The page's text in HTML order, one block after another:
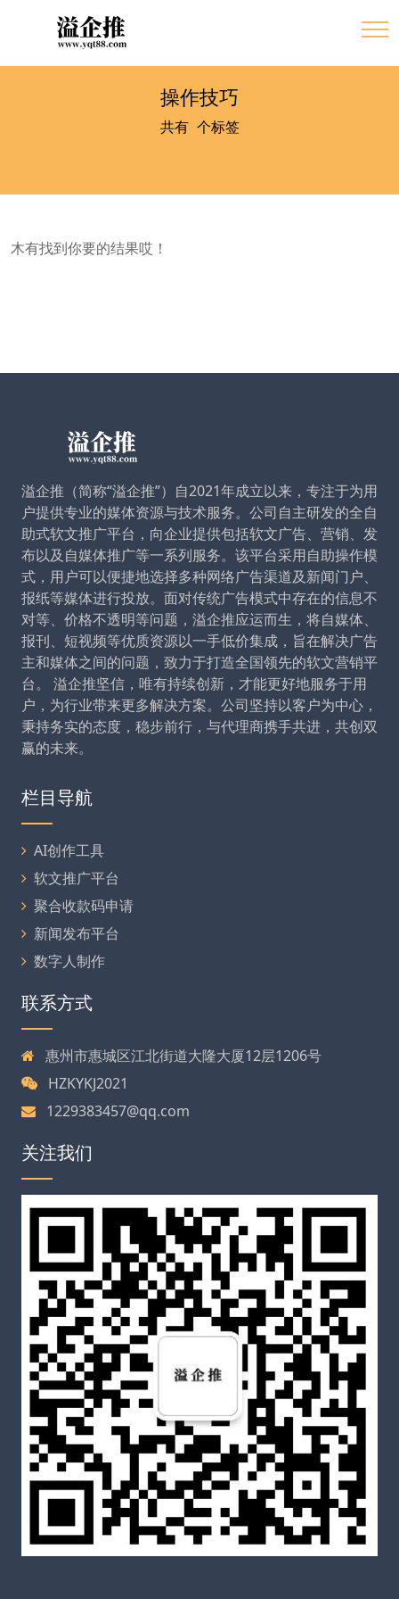
操作技巧
共有0 个标签
木有找到你要的结果哎！
溢企推（简称“溢企推”）自2021年成立以来，专注于为用
户提供专业的媒体资源与技术服务。公司自主研发的全自
助式软文推广平台，向企业提供包括软文广告、营销、发
布以及自媒体推广等一系列服务。该平台采用自助操作模
式，用户可以便捷地选择多种网络广告渠道及新闻门户、
报纸等媒体进行投放。面对传统广告模式中存在的信息不
对等、价格不透明等问题，溢企推应运而生，将自媒体、
报刊、短视频等优质资源以一手低价集成，旨在解决广告
主和媒体之间的问题，致力于打造全国领先的软文营销平
台。 溢企推坚信，唯有持续创新，才能更好地服务于用
户，为行业带来更多解决方案。公司坚持以客户为中心，
秉持务实的态度，稳步前行，与代理商携手共进，共创双
赢的未来。
栏目导航
AI创作工具
软文推广平台
聚合收款码申请
新闻发布平台
数字人制作
联系方式
惠州市惠城区江北街道大隆大厦12层1206号
HZKYKJ2021
1229383457@qq.com
关注我们